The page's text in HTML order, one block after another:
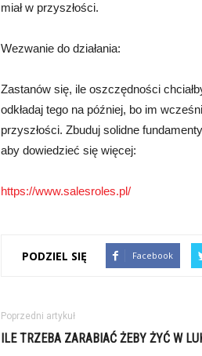
miał w przyszłości.
Wezwanie do działania:
Zastanów się, ile oszczędności
odkładaj tego na później, bo im
przyszłości. Zbuduj solidne
aby dowiedzieć się więcej:
https://www.salesroles.pl/
PODZIEL SIĘ Facebook
Poprzedni artykuł
ILE TRZEBA ZARABIAĆ ŻEBY ŻYĆ W